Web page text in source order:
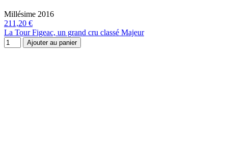
Millésime 2016
211,20 €
La Tour Figeac, un grand cru classé Majeur
Ajouter au panier